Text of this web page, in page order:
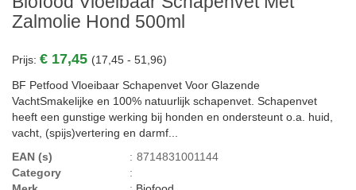
Zalmolie Hond 500ml
Prijs: € 17,45 (17,45 - 51,96)
BF Petfood Vloeibaar Schapenvet Voor Glazende
VachtSmakelijke en 100% natuurlijk schapenvet. Schapenvet
heeft een gunstige werking bij honden en ondersteunt o.a. huid,
vacht, (spijs)vertering en darmf...
EAN (s)
: 8714831001144
Category
: